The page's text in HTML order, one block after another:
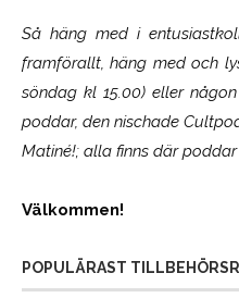
Så häng med i
framförallt, häng med och
söndag kl 15.00) eller
poddar, den nischade
Matiné!; alla finns där poddar
Välkommen!
POPULÄRAST